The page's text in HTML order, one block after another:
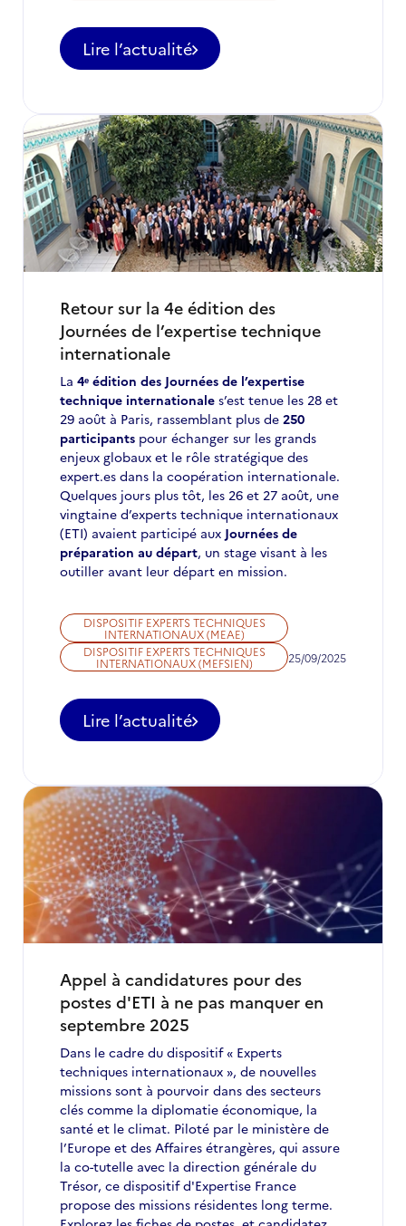
Lire l’actualité
-
Appel
candidatures
pour
des
postes
d'ETI
à
ne
pas
manquer
octobre
2025
Retour sur la 4e édition des
Journées de l’expertise technique
internationale
La 4ᵉ édition des Journées de l’expertise
technique internationale s’est tenue les 28 et
29 août à Paris, rassemblant plus de 250
participants pour échanger sur les grands
enjeux globaux et le rôle stratégique des
expert.es dans la coopération internationale.
Quelques jours plus tôt, les 26 et 27 août, une
vingtaine d’experts technique internationaux
(ETI) avaient participé aux Journées de
préparation au départ, un stage visant à les
outiller avant leur départ en mission.
DISPOSITIF EXPERTS TECHNIQUES
INTERNATIONAUX (MEAE)
DISPOSITIF EXPERTS TECHNIQUES
INTERNATIONAUX (MEFSIEN) 25/09/2025
Lire l’actualité
-
Retour
la
4e
édition
des
Journées
de
l’expertise
technique
internationale
Appel à candidatures pour des
postes d'ETI à ne pas manquer en
septembre 2025
Dans le cadre du dispositif « Experts
techniques internationaux », de nouvelles
missions sont à pourvoir dans des secteurs
clés comme la diplomatie économique, la
santé et le climat. Piloté par le ministère de
l’Europe et des Affaires étrangères, qui assure
la co-tutelle avec la direction générale du
Trésor, ce dispositif d'Expertise France
propose des missions résidentes long terme.